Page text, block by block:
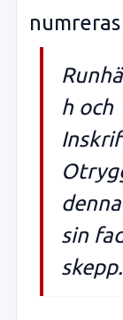
h och
sin